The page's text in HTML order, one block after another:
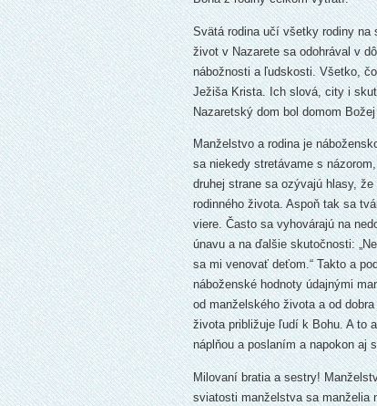
Svätá rodina učí všetky rodiny
život v Nazarete sa odohrával v
nábožnosti a ľudskosti. Všetko,
Ježiša Krista. Ich slová, city i
Nazaretský dom bol domom
Manželstvo a rodina je
sa niekedy stretávame s
druhej strane sa ozývajú hlasy,
rodinného života. Aspoň tak sa
viere. Často sa vyhovárajú na
únavu a na ďalšie skutočnosti:
sa mi venovať deťom.“ Takto a
náboženské hodnoty údajnými
od manželského života a od
života približuje ľudí k Bohu. A to
náplňou a poslaním a napokon aj
Milovaní bratia a sestry!
sviatosti manželstva sa manželia